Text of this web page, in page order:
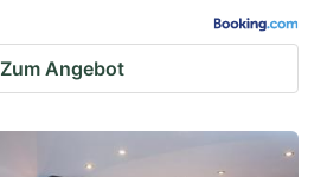
Zum Angebot